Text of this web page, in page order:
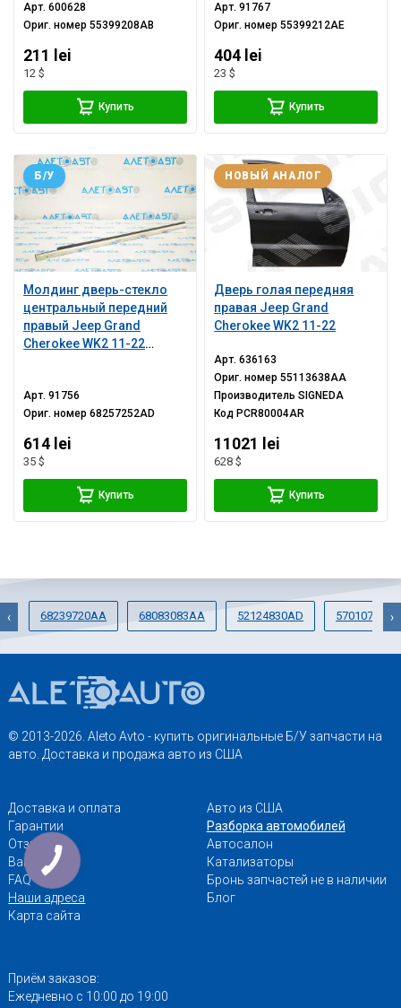
Арт.600628
Ориг. номер55399208AB
211 lei
12 $
Купить
Арт.91767
Ориг. номер55399212AE
404 lei
23 $
Купить
Молдинг дверь-стекло
центральный передний
правый Jeep Grand
Cherokee WK2 11-22
Б/У
Арт.91756
Ориг. номер68257252AD
614 lei
35 $
Купить
Дверь голая передняя
правая Jeep Grand
Cherokee WK2 11-22
НОВЫЙ АНАЛОГ
Арт.636163
Ориг. номер55113638AA
ПроизводительSIGNEDA
Код PCR80004AR
11021 lei
628 $
Купить
68239720AA 68083083AA 52124830AD 57010721AB
‹ ›
© 2013-2026. Aleto Avto - купить оригинальные Б/У запчасти на
авто. Доставка и продажа авто из США
Доставка и оплата
Гарантии
Отзывы
Вакансии
FAQ
Наши адреса
Карта сайта
Авто из США
Разборка автомобилей
Автосалон
Катализаторы
Бронь запчастей не в наличии
Блог
Приём заказов:
Ежедневно с 10:00 до 19:00